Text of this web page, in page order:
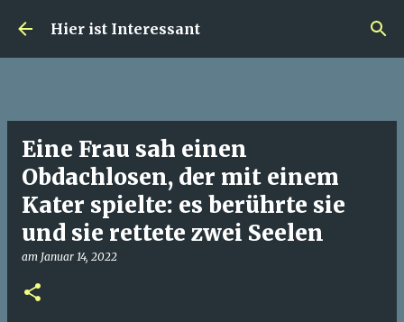
Direkt zum Hauptbereich
Hier ist Interessant
Eine Frau sah einen
Obdachlosen, der mit einem
Kater spielte: es berührte sie
und sie rettete zwei Seelen
am Januar 14, 2022